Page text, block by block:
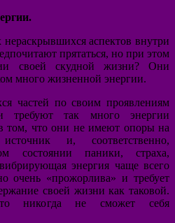
нераскрывшихся аспектов внутри
прятаться, но при этом
своей скудной жизни? Они
много жизненной энергии.
частей по своим проявлениям
требуют так много энергии
том, что они не имеют опоры на
и, соответственно,
состоянии паники, страха,
энергия чаще всего
очень «прожорлива» и требует
своей жизни как таковой.
никогда не сможет себя